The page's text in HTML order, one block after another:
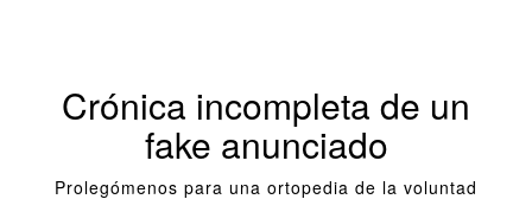
Crónica incompleta de un
fake anunciado
Prolegómenos para una ortopedia de la voluntad